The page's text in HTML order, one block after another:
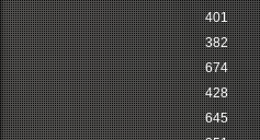
401
382
674
428
645